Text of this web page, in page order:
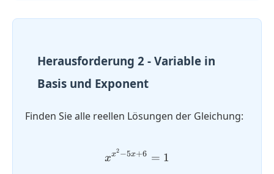
Herausforderung 2 - Variable in
Basis und Exponent
Finden Sie alle reellen Lösungen der Gleichung:
x^{x^2 - 5x + 6} = 1
xx2−5x+6 = 1